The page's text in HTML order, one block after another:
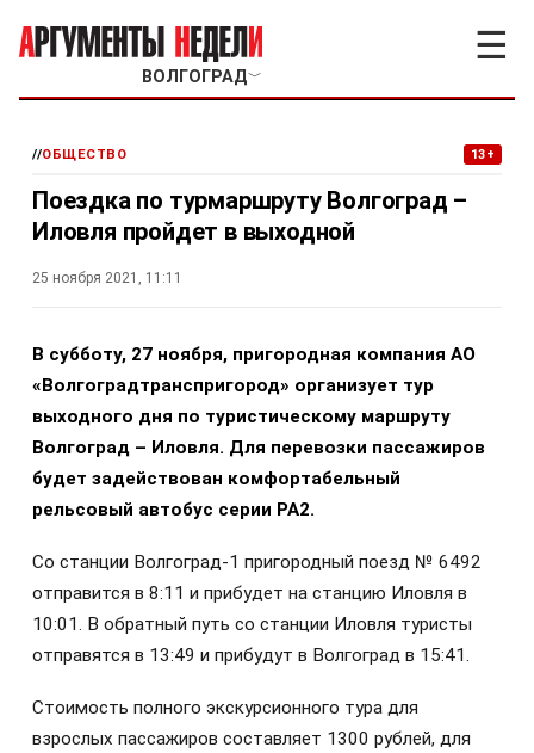
ВОЛГОГРАД﹀
☰
//ОБЩЕСТВО 13+
Поездка по турмаршруту Волгоград –
Иловля пройдет в выходной
25 ноября 2021, 11:11
В субботу, 27 ноября, пригородная компания АО
«Волгоградтранспригород» организует тур
выходного дня по туристическому маршруту
Волгоград – Иловля. Для перевозки пассажиров
будет задействован комфортабельный
рельсовый автобус серии РА2.
Со станции Волгоград-1 пригородный поезд № 6492
отправится в 8:11 и прибудет на станцию Иловля в
10:01. В обратный путь со станции Иловля туристы
отправятся в 13:49 и прибудут в Волгоград в 15:41.
Стоимость полного экскурсионного тура для
взрослых пассажиров составляет 1300 рублей, для